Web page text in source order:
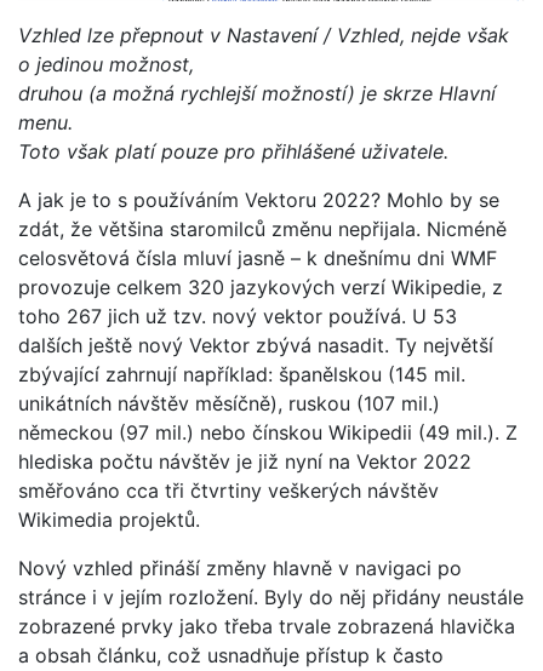
Vzhled lze přepnout v Nastavení / Vzhled, nejde však
o jedinou možnost,
druhou (a možná rychlejší možností) je skrze Hlavní
menu.
Toto však platí pouze pro přihlášené uživatele.
A jak je to s používáním Vektoru 2022? Mohlo by se
zdát, že většina staromilců změnu nepřijala. Nicméně
celosvětová čísla mluví jasně – k dnešnímu dni WMF
provozuje celkem 320 jazykových verzí Wikipedie, z
toho 267 jich už tzv. nový vektor používá. U 53
dalších ještě nový Vektor zbývá nasadit. Ty největší
zbývající zahrnují například: španělskou (145 mil.
unikátních návštěv měsíčně), ruskou (107 mil.)
německou (97 mil.) nebo čínskou Wikipedii (49 mil.). Z
hlediska počtu návštěv je již nyní na Vektor 2022
směřováno cca tři čtvrtiny veškerých návštěv
Wikimedia projektů.
Nový vzhled přináší změny hlavně v navigaci po
stránce i v jejím rozložení. Byly do něj přidány neustále
zobrazené prvky jako třeba trvale zobrazená hlavička
a obsah článku, což usnadňuje přístup k často